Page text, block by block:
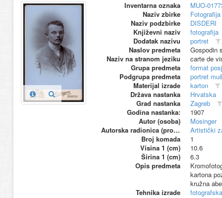
Inventarna oznaka
MUO-
Naziv zbirke
Naziv podzbirke
DISDERI
Književni naziv
fotografija
Dodatak nazivu
portret
Naslov predmeta
Gospodin
Naziv na stranom jeziku
carte de
Grupa predmeta
format
Podgrupa predmeta
portret
Materijal izrade
karton
Država nastanka
Hrvatska
Grad nastanka
Zagreb
Godina nastanka:
1907
Autor (osoba)
Mosinger
Autorska radionica (proizvođač)
Artistički
Broj komada
1
Visina 1 (cm)
10.6
Širina 1 (cm)
6.3
Opis predmeta
kartona
kružna
Tehnika izrade
fotografska